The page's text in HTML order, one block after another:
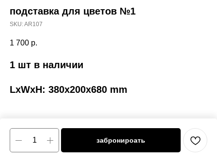
подставка для цветов №1
SKU:AR107
1 700 р.
забронироать
1 шт в наличии
LxWxH: 380x200x680 mm